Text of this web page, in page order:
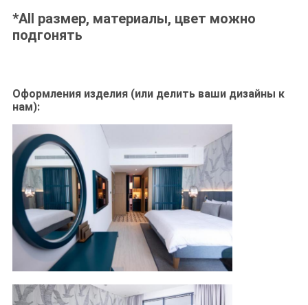
*All размер, материалы, цвет можно
подгонять
Оформления изделия (или делить ваши дизайны к
нам):